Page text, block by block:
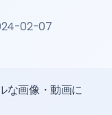
02-07
な画像・動画に